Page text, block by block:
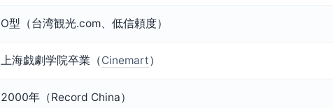
O型（台湾観光.com、低信頼度）
上海戯劇学院卒業（Cinemart）
2000年（Record China）